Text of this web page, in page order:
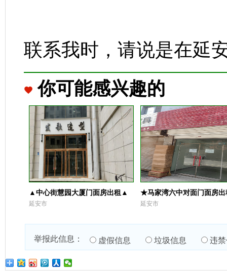
联系我时，请说是在延
你可能感兴趣的
▲中心街慧园大厦门面房出租▲
延安市
★马家湾六中对面门面房
延安市
举报此信息： 虚假信息 垃圾信息 违